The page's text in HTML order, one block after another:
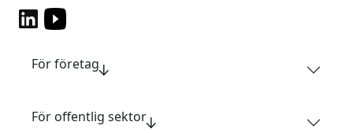
För företag
För offentlig sektor